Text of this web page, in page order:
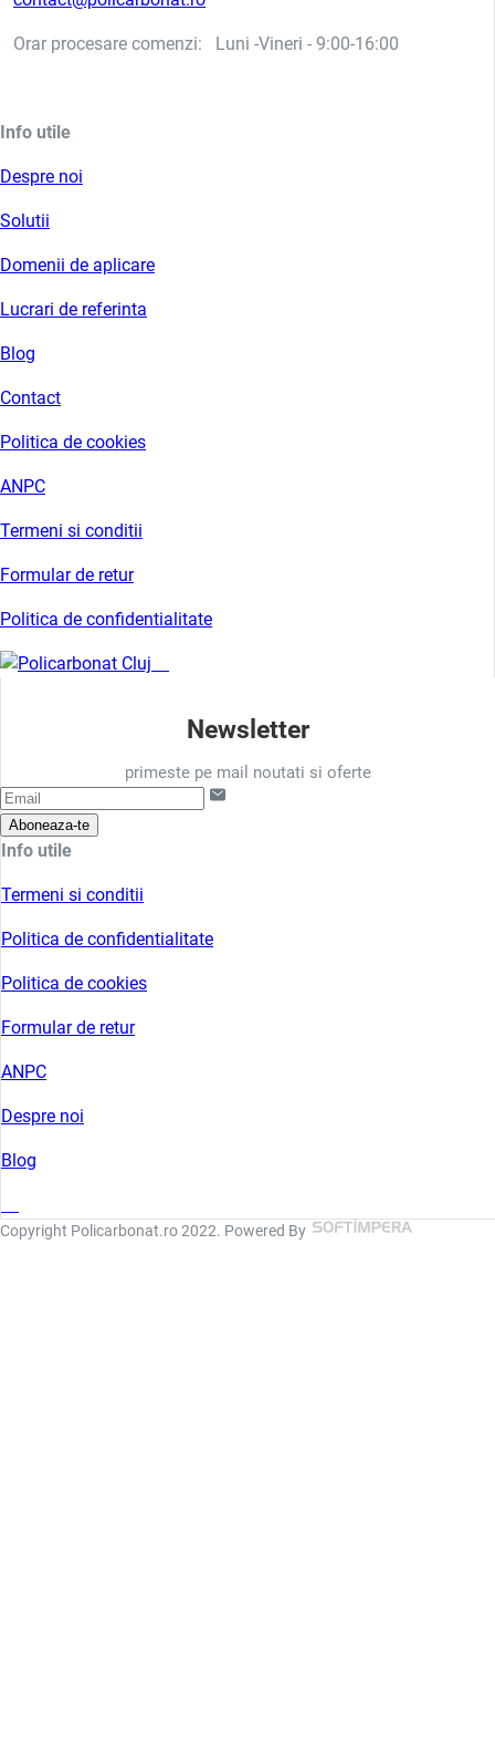
Orar procesare comenzi: Luni -Vineri - 9:00-16:00
Info utile
Despre noi
Solutii
Domenii de aplicare
Lucrari de referinta
Blog
Contact
Politica de cookies
ANPC
Termeni si conditii
Formular de retur
Politica de confidentialitate
Newsletter
primeste pe mail noutati si oferte
Aboneaza-te
Info utile
Termeni si conditii
Politica de confidentialitate
Politica de cookies
Formular de retur
ANPC
Despre noi
Blog
Copyright Policarbonat.ro 2022. Powered By